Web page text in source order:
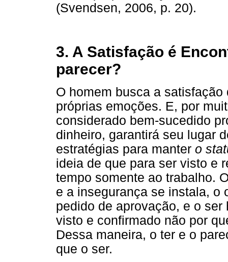
(Svendsen, 2006, p. 20).
3. A Satisfação é
parecer?
O homem busca a
próprias emoções. E, por
considerado bem-sucedido
dinheiro, garantirá seu lugar
estratégias para manter o
ideia de que para ser visto e
tempo somente ao trabalho.
e a insegurança se instala, o
pedido de aprovação, e o
visto e confirmado não por
Dessa maneira, o ter e o
que o ser.